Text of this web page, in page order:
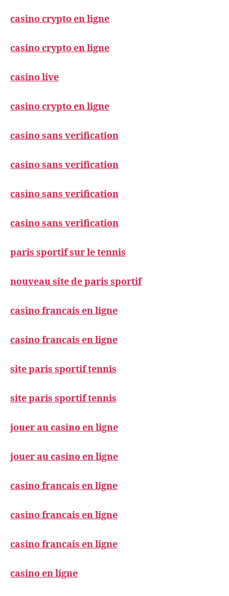
casino crypto en ligne
casino crypto en ligne
casino live
casino crypto en ligne
casino sans verification
casino sans verification
casino sans verification
casino sans verification
paris sportif sur le tennis
nouveau site de paris sportif
casino francais en ligne
casino francais en ligne
site paris sportif tennis
site paris sportif tennis
jouer au casino en ligne
jouer au casino en ligne
casino francais en ligne
casino francais en ligne
casino francais en ligne
casino en ligne